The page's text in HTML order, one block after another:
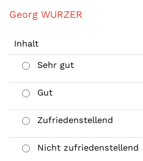
Georg WURZER
Inhalt
Sehr gut
Gut
Zufriedenstellend
Nicht zufriedenstellend